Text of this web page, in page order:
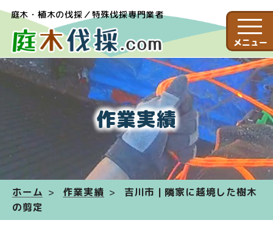
庭木・植木の伐採／特殊伐採専門業者
作業実績
ホーム 作業実績
吉川市 | 隣家に越境した樹木
の剪定
メニュー